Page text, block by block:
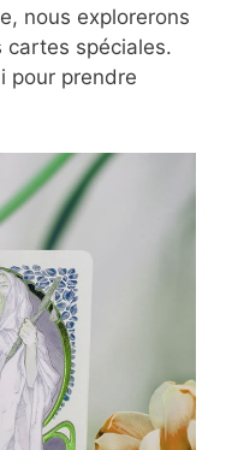
nous explorerons
cartes spéciales.
pour prendre